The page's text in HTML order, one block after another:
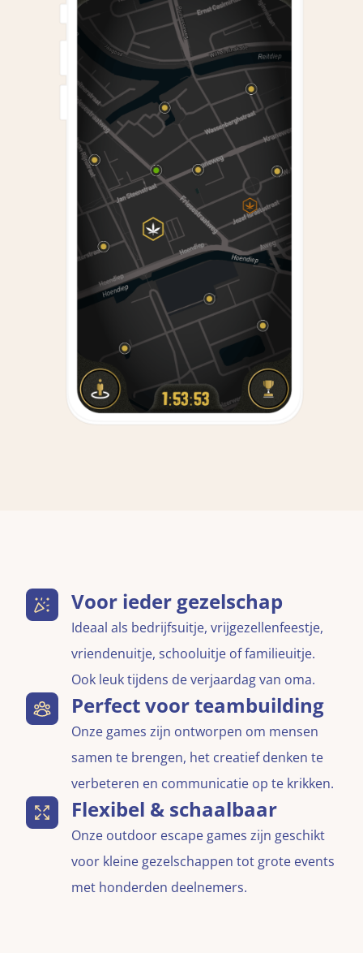
Voor ieder gezelschap
Ideaal als bedrijfsuitje, vrijgezellenfeestje,
vriendenuitje, schooluitje of familieuitje.
Ook leuk tijdens de verjaardag van oma.
Perfect voor teambuilding
Onze games zijn ontworpen om mensen
samen te brengen, het creatief denken te
verbeteren en communicatie op te krikken.
Flexibel & schaalbaar
Onze outdoor escape games zijn geschikt
voor kleine gezelschappen tot grote events
met honderden deelnemers.